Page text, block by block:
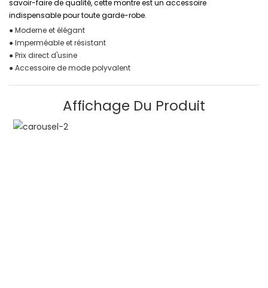
savoir-faire de qualité, cette montre est un accessoire
indispensable pour toute garde-robe.
● Moderne et élégant
● Imperméable et résistant
● Prix ​​direct d'usine
● Accessoire de mode polyvalent
Affichage Du Produit